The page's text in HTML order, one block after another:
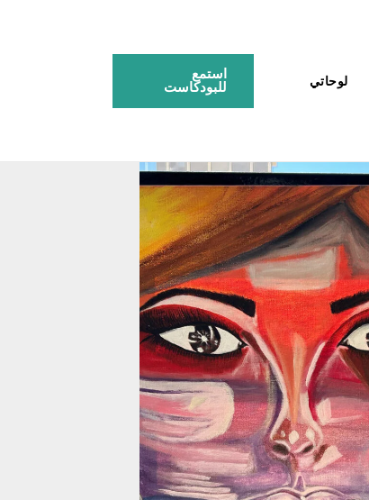
لوحاتي استمع
للبودكاست